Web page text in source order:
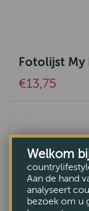
Fotolijst My
€13,75
Welkom
Aan de hand
analyseert
bezoek om u